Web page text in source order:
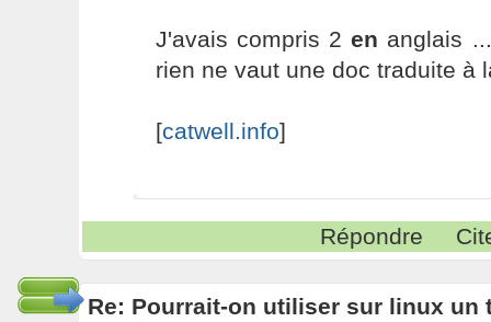
J'avais compris 2en anglais
rien ne vaut une doc traduite à
[catwell.info]
Répondre
Re: Pourrait-on utiliser sur linux un